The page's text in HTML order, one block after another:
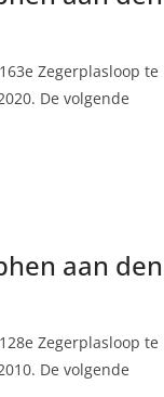
Zegerplasloop te
De volgende
aan den
Zegerplasloop te
De volgende